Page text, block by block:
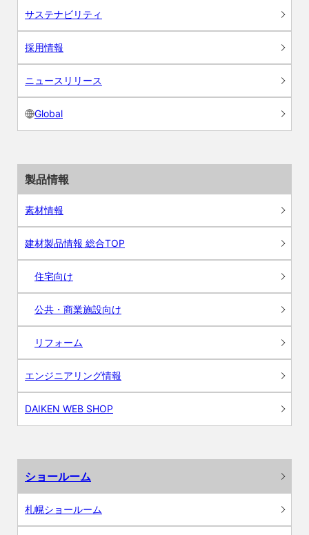
サステナビリティ
採用情報
ニュースリリース
Global
製品情報
素材情報
建材製品情報 総合TOP
住宅向け
公共・商業施設向け
リフォーム
エンジニアリング情報
DAIKEN WEB SHOP
ショールーム
札幌ショールーム